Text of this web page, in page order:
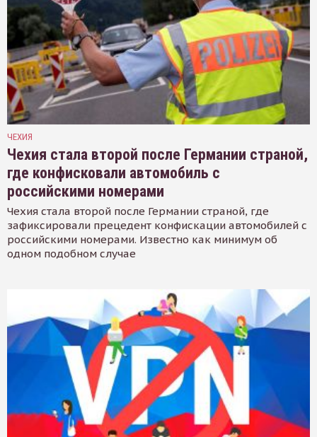
ЧЕХИЯ
Чехия стала второй после Германии страной,
где конфисковали автомобиль с
российскими номерами
Чехия стала второй после Германии страной, где
зафиксировали прецедент конфискации автомобилей с
российскими номерами. Известно как минимум об
одном подобном случае